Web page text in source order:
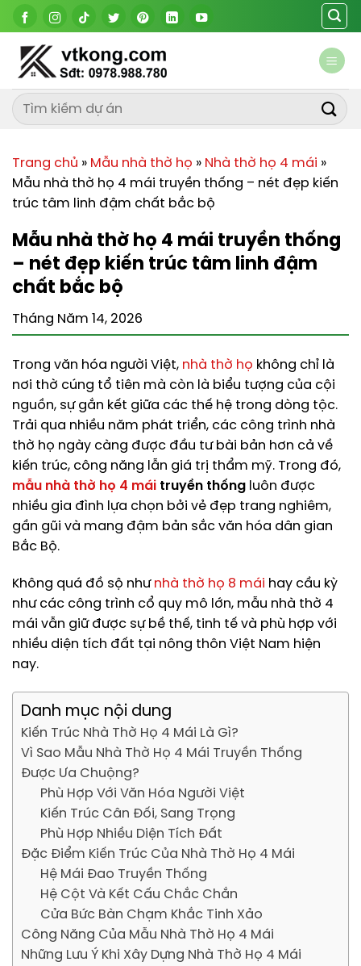
Chuyển
đến
dung
Trang chủ » Mẫu nhà thờ họ » Nhà thờ họ 4 mái »
Mẫu nhà thờ họ 4 mái truyền thống – nét đẹp kiến
trúc tâm linh đậm chất bắc bộ
Mẫu nhà thờ họ 4 mái truyền thống
– nét đẹp kiến trúc tâm linh đậm
chất bắc bộ
Tháng Năm 14, 2026
Trong văn hóa người Việt, nhà thờ họ không chỉ là
nơi thờ cúng tổ tiên mà còn là biểu tượng của cội
nguồn, sự gắn kết giữa các thế hệ trong dòng tộc.
Trải qua nhiều năm phát triển, các công trình nhà
thờ họ ngày càng được đầu tư bài bản hơn cả về
kiến trúc, công năng lẫn giá trị thẩm mỹ. Trong đó,
mẫu nhà thờ họ 4 mái truyền thống luôn được
nhiều gia đình lựa chọn bởi vẻ đẹp trang nghiêm,
gần gũi và mang đậm bản sắc văn hóa dân gian
Bắc Bộ.
Không quá đồ sộ như nhà thờ họ 8 mái hay cầu kỳ
như các công trình cổ quy mô lớn, mẫu nhà thờ 4
mái vẫn giữ được sự bề thế, tinh tế và phù hợp với
nhiều diện tích đất tại nông thôn Việt Nam hiện
nay.
Danh mục nội dung
Kiến Trúc Nhà Thờ Họ 4 Mái Là Gì?
Vì Sao Mẫu Nhà Thờ Họ 4 Mái Truyền Thống
Được Ưa Chuộng?
Phù Hợp Với Văn Hóa Người Việt
Kiến Trúc Cân Đối, Sang Trọng
Phù Hợp Nhiều Diện Tích Đất
Đặc Điểm Kiến Trúc Của Nhà Thờ Họ 4 Mái
Hệ Mái Đao Truyền Thống
Hệ Cột Và Kết Cấu Chắc Chắn
Cửa Bức Bàn Chạm Khắc Tinh Xảo
Công Năng Của Mẫu Nhà Thờ Họ 4 Mái
Những Lưu Ý Khi Xây Dựng Nhà Thờ Họ 4 Mái